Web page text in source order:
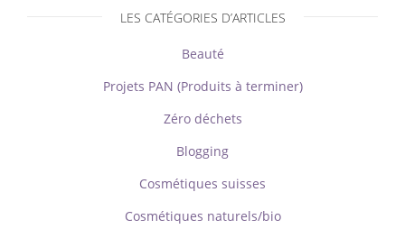
LES CATÉGORIES D’ARTICLES
Beauté
Projets PAN (Produits à terminer)
Zéro déchets
Blogging
Cosmétiques suisses
Cosmétiques naturels/bio